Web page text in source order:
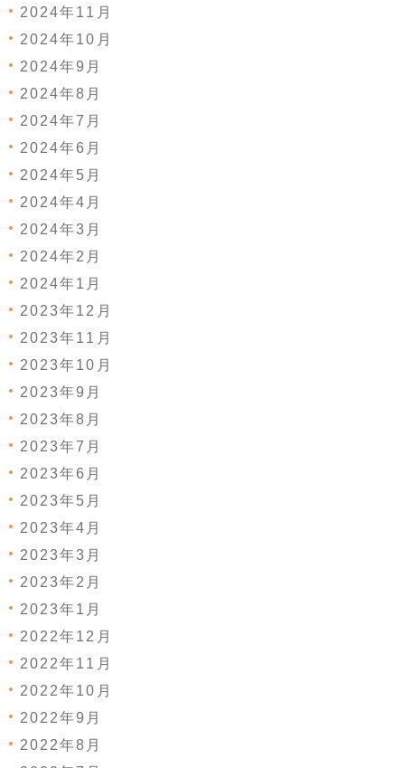
2024年11月
2024年10月
2024年9月
2024年8月
2024年7月
2024年6月
2024年5月
2024年4月
2024年3月
2024年2月
2024年1月
2023年12月
2023年11月
2023年10月
2023年9月
2023年8月
2023年7月
2023年6月
2023年5月
2023年4月
2023年3月
2023年2月
2023年1月
2022年12月
2022年11月
2022年10月
2022年9月
2022年8月